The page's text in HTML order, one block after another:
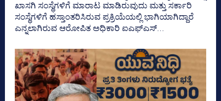
ಖಾಸಗಿ ಸಂಸ್ಥೆಗಳಿಗೆ ಮಾರಾಟ ಮಾಡಿರುವುದು ಮತ್ತು ಸರ್ಕಾರಿ
ಸಂಸ್ಥೆಗಳಿಗೆ ಹಸ್ತಾಂತರಿಸಿರುವ ಪ್ರಕ್ರಿಯೆಯಲ್ಲಿ ಭಾಗಿಯಾಗಿದ್ದಾರೆ
ಎನ್ನಲಾಗಿರುವ ಆರೋಪಿತ ಅಧಿಕಾರಿ ಐಎಫ್‌ಎಸ್‌...